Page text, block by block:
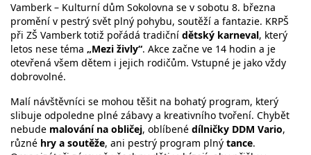
Vamberk – Kulturní dům Sokolovna se v sobotu 8. března
promění v pestrý svět plný pohybu, soutěží a fantazie. KRPŠ
při ZŠ Vamberk totiž pořádá tradiční dětský karneval, který
letos nese téma „Mezi živly“. Akce začne ve 14 hodin a je
otevřená všem dětem i jejich rodičům. Vstupné je jako vždy
dobrovolné.
Malí návštěvníci se mohou těšit na bohatý program, který
slibuje odpoledne plné zábavy a kreativního tvoření. Chybět
nebude malování na obličej, oblíbené dílničky DDM Vario,
různé hry a soutěže, ani pestrý program plný tance.